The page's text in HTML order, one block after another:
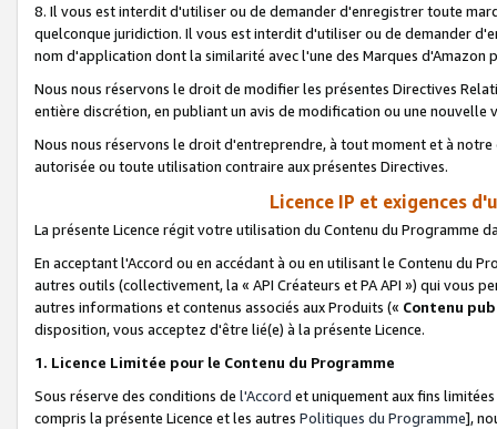
8. Il vous est interdit d'utiliser ou de demander d'enregistrer toute
quelconque juridiction. Il vous est interdit d'utiliser ou de demander
nom d'application dont la similarité avec l'une des Marques
Nous nous réservons le droit de modifier les présentes Directives
entière discrétion, en publiant un avis de modification ou une nouvelle
Nous nous réservons le droit d'entreprendre, à tout moment et à
autorisée ou toute utilisation contraire aux présentes Directives.
Licence IP et exigences
La présente Licence régit votre utilisation du Contenu du Programme
En acceptant l'Accord ou en accédant à ou en utilisant le Contenu du
autres outils (collectivement, la « API Créateurs et PA API ») qui vous
autres informations et contenus associés aux Produits (« Contenu
disposition, vous acceptez d'être lié(e) à la présente Licence.
1. Licence Limitée pour le Contenu du Programme
Sous réserve des conditions de l'Accord et uniquement aux fins
compris la présente Licence et les autres Politiques du Programme],